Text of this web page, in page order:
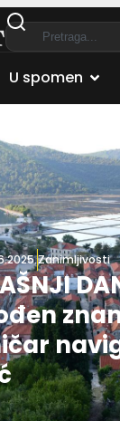
U spomen
Zanimljivosti